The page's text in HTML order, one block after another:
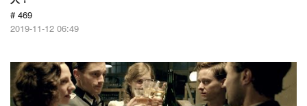
# 469
2019-11-12 06:49